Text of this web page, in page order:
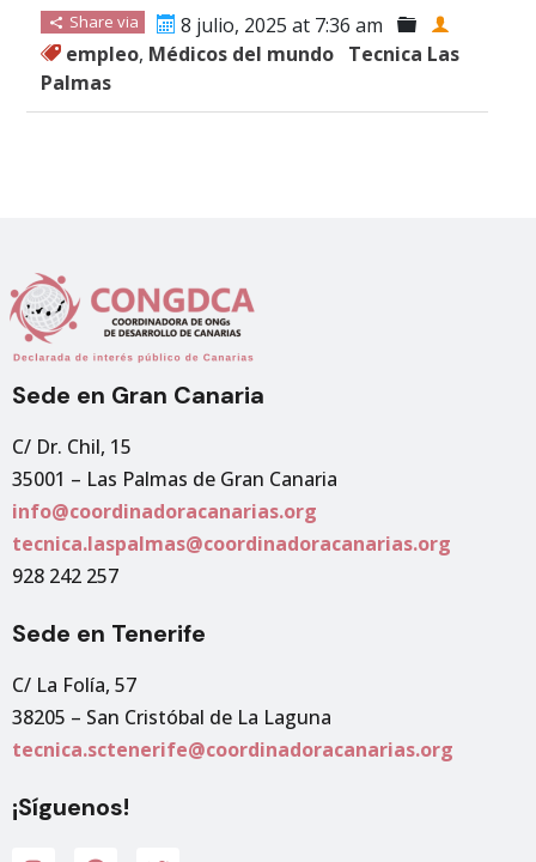
Share via
8 julio, 2025 at 7:36 am
empleo, Médicos del mundo Tecnica Las
Palmas
Sede en Gran Canaria
C/ Dr. Chil, 15
35001 – Las Palmas de Gran Canaria
info@coordinadoracanarias.org
tecnica.laspalmas@coordinadoracanarias.org
928 242 257
Sede en Tenerife
C/ La Folía, 57
38205 – San Cristóbal de La Laguna
tecnica.sctenerife@coordinadoracanarias.org
¡Síguenos!